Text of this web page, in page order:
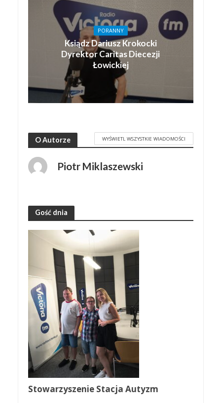
PORANNY
Ksiądz Dariusz Krokocki
Dyrektor Caritas Diecezji
Łowickiej
O Autorze WYŚWIETL WSZYSTKIE WIADOMOŚCI
Piotr Miklaszewski
Gość dnia
Stowarzyszenie Stacja Autyzm